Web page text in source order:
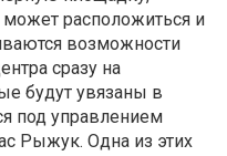
расположиться и
возможности
сразу на
будут увязаны в
под управлением
Рыжук. Одна из этих